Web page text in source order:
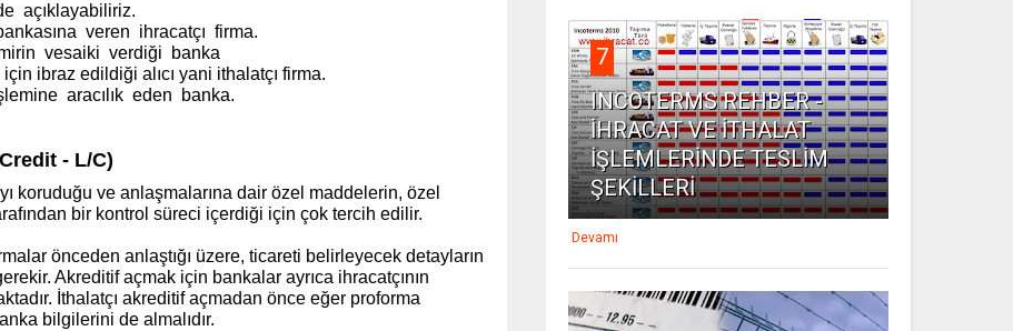
açıklayabiliriz.
veren ihracatçı firma.
vesaiki verdiği banka
ibraz edildiği alıcı yani ithalatçı firma.
aracılık eden banka.
- L/C)
koruduğu ve anlaşmalarına dair özel maddelerin, özel
bir kontrol süreci içerdiği için çok tercih edilir.
önceden anlaştığı üzere, ticareti belirleyecek detayların
Akreditif açmak için bankalar ayrıca ihracatçının
İthalatçı akreditif açmadan önce eğer proforma
bilgilerini de almalıdır.
7
INCOTERMS REHBER -
İHRACAT VE İTHALAT
İŞLEMLERİNDE TESLİM
ŞEKİLLERİ
Devamı